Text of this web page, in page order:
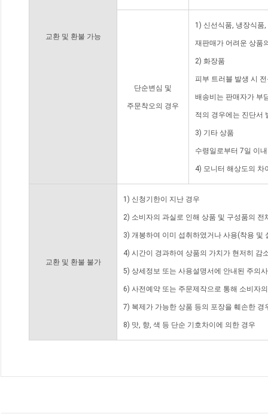
교환 및 환불 가능
단순변심 및
주문착오의 경우
1) 신선식품, 냉장식품
재판매가 어려운 상품
2) 화장품
피부 트러블 발생 시
배송비는 판매자가 부
적의 경우에는 진단서
3) 기타 상품
수령일로부터 7일 이
4) 모니터 해상도의 차
교환 및 환불 불가
1) 신청기한이 지난 경우
2) 소비자의 과실로 인해 상품 및 구성품의
3) 개봉하여 이미 섭취하였거나 사용(착용 및
4) 시간이 경과하여 상품의 가치가 현저히 감
5) 상세정보 또는 사용설명서에 안내된 주의
6) 사전예약 또는 주문제작으로 통해 소비자
7) 복제가 가능한 상품 등의 포장을 훼손한 경
8) 맛, 향, 색 등 단순 기호차이에 의한 경우